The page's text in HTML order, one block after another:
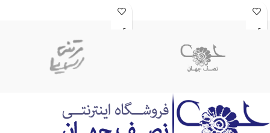
*سنگ برجسته
*تهیه شده از مرغوبترین سنگ فیروزه
نیشابور